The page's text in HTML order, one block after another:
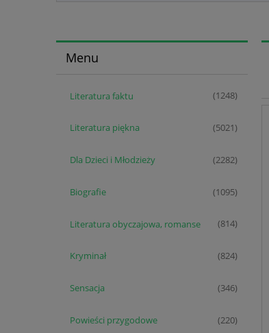
Menu
Literatura faktu (1248)
Literatura piękna (5021)
Dla Dzieci i Młodzieży (2282)
Biografie (1095)
Literatura obyczajowa, romanse (814)
Kryminał (824)
Sensacja (346)
Powieści przygodowe (220)